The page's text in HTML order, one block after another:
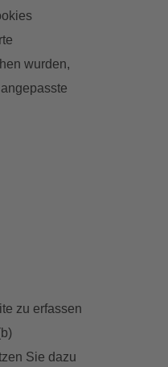
wurden,
zu erfassen
Sie dazu